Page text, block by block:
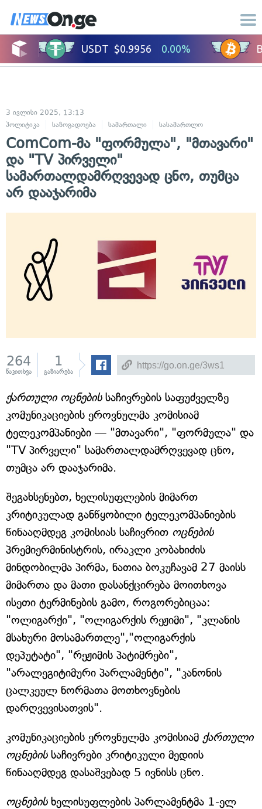
3 ივლისი 2025, 13:13
პოლიტიკა
საზოგადოება სამართალი სასამართლო
ComCom-მა "ფორმულა", "მთავარი"
და "TV პირველი"
სამართალდამრღვევად ცნო, თუმცა
არ დააჯარიმა
264
წაკითხვა
1
გაზიარება
ქართული ოცნებისსაჩივრების საფუძველზე
კომუნიკაციების ეროვნულმა კომისიამ
ტელეკომპანიები — "მთავარი", "ფორმულა" და
"TV პირველი" სამართალდამრღვევად ცნო,
თუმცა არ დააჯარიმა.
შეგახსენებთ, ხელისუფლების მიმართ
კრიტიკულად განწყობილი ტელეკომპანიების
წინააღმდეგ კომისიას საჩივრით ოცნების
პრემიერმინისტრის, ირაკლი კობახიძის
მინდობილმა პირმა, ნათია ბოკუჩავამ 27 მაისს
მიმართა და მათი დასანქცირება მოითხოვა
ისეთი ტერმინების გამო, როგორებიცაა:
"ოლიგარქი", "ოლიგარქის რეჟიმი", "კლანის
მსახური მოსამართლე","ოლიგარქის
დეპუტატი", "რეჟიმის პატიმრები",
"არალეგიტიმური პარლამენტი", "კანონის
ცალკეულ ნორმათა მოთხოვნების
დარღვევისათვის".
კომუნიკაციების ეროვნულმა კომისიამ ქართული
ოცნებისსაჩივრები კრიტიკული მედიის
წინააღმდეგ დასაშვებად 5 ივნისს ცნო.
ოცნებისხელისუფლების პარლამენტმა 1-ელ